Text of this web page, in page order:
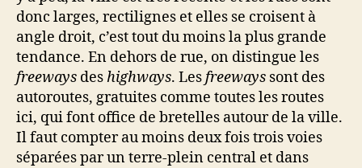
donc larges, rectilignes et elles se croisent à
angle droit, c’est tout du moins la plus grande
tendance. En dehors de rue, on distingue les
freeways deshighways. Lesfreeways sont des
autoroutes, gratuites comme toutes les routes
ici, qui font office de bretelles autour de la ville.
Il faut compter au moins deux fois trois voies
séparées par un terre-plein central et dans